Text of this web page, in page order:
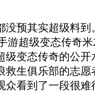
预其实超级料到
游超级变态传奇
级变态传奇的公
救生俱乐部的志
众看到了一段很